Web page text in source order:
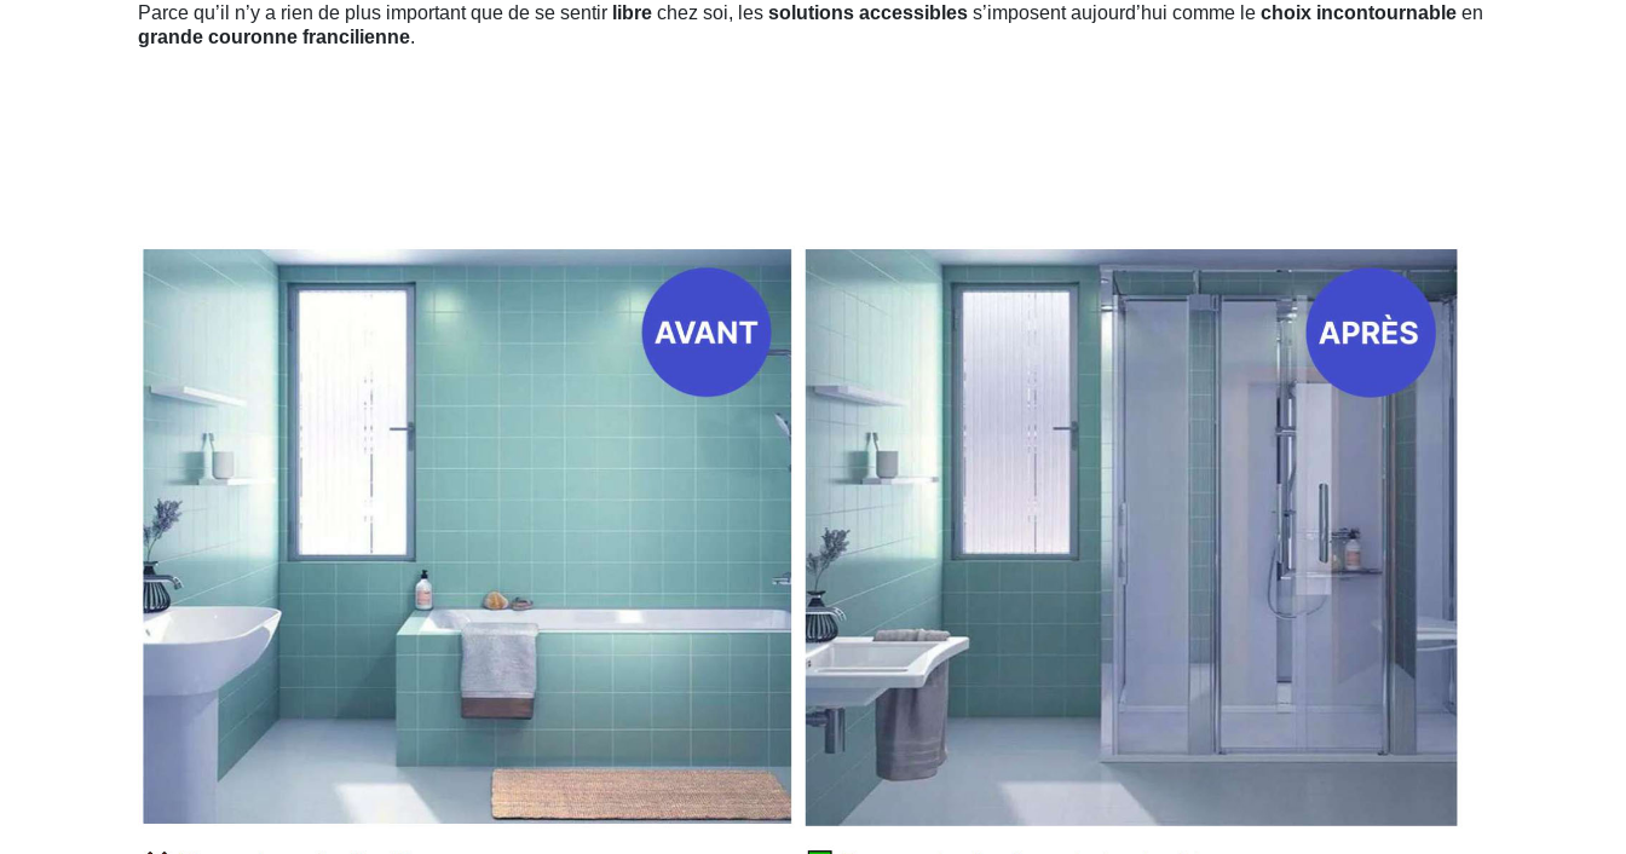
Parce qu’il n’y a rien de plus important que de se sentir libre chez soi, les solutions accessibles s’imposent aujourd’hui comme le choix incontournable en
grande couronne francilienne.